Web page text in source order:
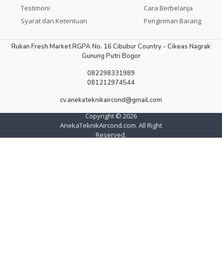
Testimoni
Syarat dan Ketentuan
Cara Berbelanja
Pengiriman Barang
Rukan Fresh Market RGPA No. 16 Cibubur Country - Cikeas Nagrak
Gunung Putri Bogor
082298331989
081212974544
cv.anekateknikaircond@gmail.com
Copyright ©2026
AnekaTeknikAircond.com. All Right
Reserved.